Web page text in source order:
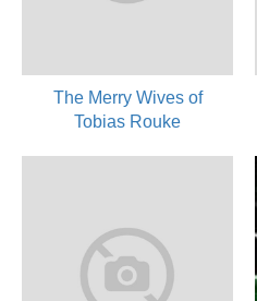
The Merry Wives of
Tobias Rouke